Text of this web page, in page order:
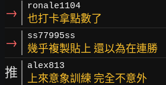
→ ronale1104
也打卡拿點數了
→ ss77995ss
幾乎複製貼上 還以為在連勝
推 alex813
上來意象訓練 完全不意外